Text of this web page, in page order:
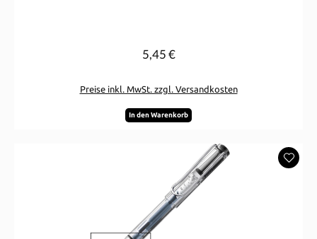
Regulärer Preis:
5,45 €
Preise inkl. MwSt. zzgl. Versandkosten
In den Warenkorb